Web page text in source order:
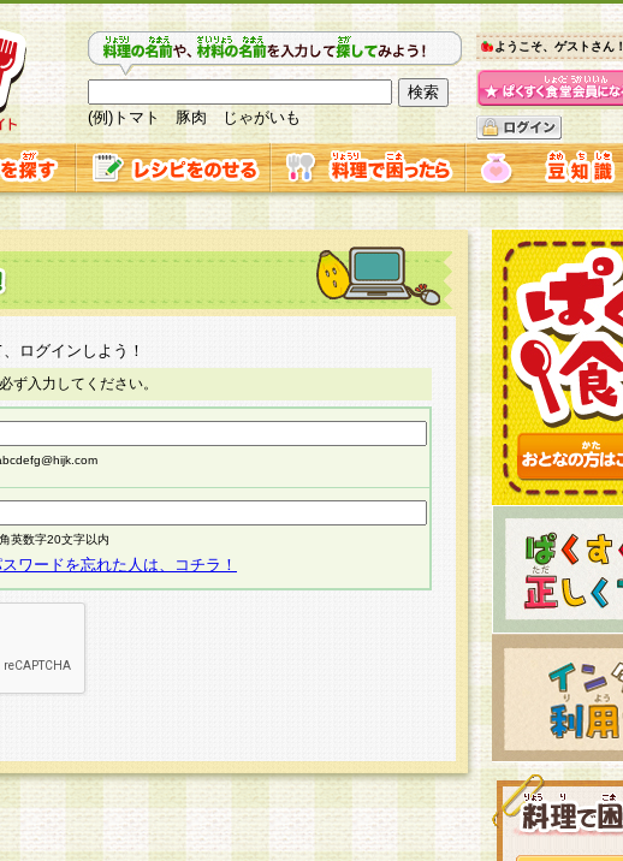
(例)トマト 豚肉 じゃがいも
ようこそ、ゲストさん！
ログインしよう！
ず入力してください。
英数字20文字以内
ワードを忘れた人は、コチラ！